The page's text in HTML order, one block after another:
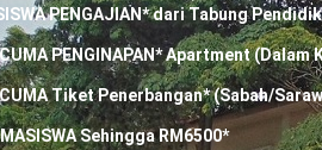
PENGAJIAN* dari Tabung
PENGINAPAN* Apartment
Tiket Penerbangan* (Sabah/
Sehingga RM6500*